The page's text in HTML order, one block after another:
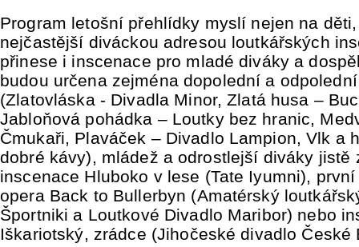
Program letošní přehlídky myslí nejen na
nejčastější diváckou adresou loutkářských
přinese i inscenace pro mladé diváky a
budou určena zejména dopolední a
(Zlatovláska - Divadla Minor, Zlatá husa –
Jabloňová pohádka – Loutky bez hranic,
Čmukaři, Plaváček – Divadlo Lampion, Vlk a
dobré kávy), mládež a odrostlejší diváky jistě
inscenace Hluboko v lese (Tate Iyumni),
opera Back to Bullerbyn (Amatérský
Športniki a Loutkové Divadlo Maribor) nebo
Iškariotský, zrádce (Jihočeské divadlo České